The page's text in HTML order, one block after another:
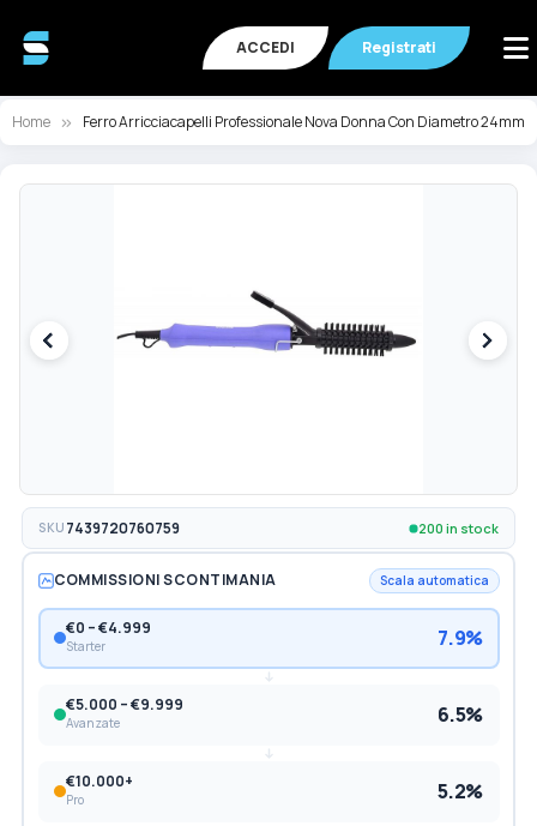
ACCEDI Registrati
Home Ferro Arricciacapelli Professionale Nova Donna Con Diametro 24mm
Vai
immagini
Vai
SKU 7439720760759 200 in stock
COMMISSIONI SCONTIMANIA Scala automatica
€0 – €4.999
Starter 7.9%
€5.000 – €9.999
Avanzate 6.5%
€10.000+
Pro 5.2%